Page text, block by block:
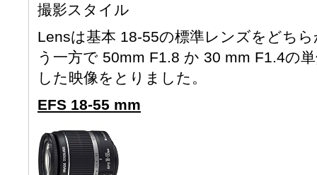
撮影スタイル
Lensは基本 18-55の標準レンズをどち
う一方で 50mm F1.8 か 30 mm F1.4の
した映像をとりました。
EFS 18-55 mm